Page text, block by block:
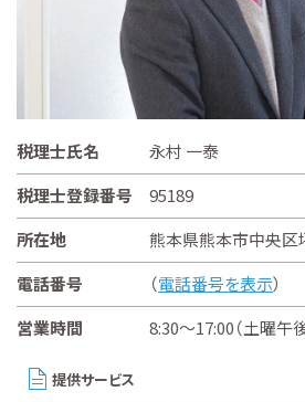
税理士氏名
永村 一泰
税理士登録番号
95189
所在地
熊本県熊本市中央区
電話番号
（電話番号を表示）
営業時間
8:30～17:00（土曜午
提供サービス